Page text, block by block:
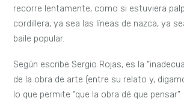
recorre lentamente, como si estuviera
cordillera, ya sea las líneas de nazca, ya
baile popular.
Según escribe Sergio Rojas, es la
de la obra de arte (entre su relato y,
lo que permite “que la obra dé que pensar”.